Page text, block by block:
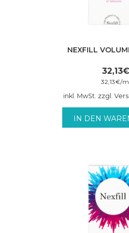
NEXFILL
32,13€
32,13€/
inkl. MwSt. zzgl.
IN DEN